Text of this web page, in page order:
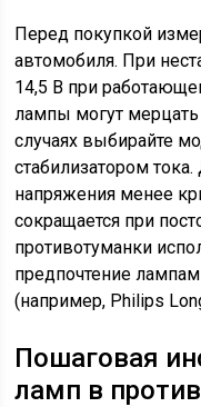
Перед покупкой
автомобиля. При
14,5 В при
лампы могут мерцать
случаях выбирайте
стабилизатором
напряжения менее
сокращается при
противотуманки
предпочтение
(например, Philips
Пошаговая
ламп в